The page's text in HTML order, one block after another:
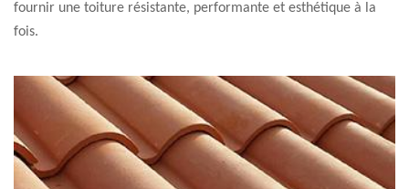
fournir une toiture résistante, performante et esthétique à la
fois.